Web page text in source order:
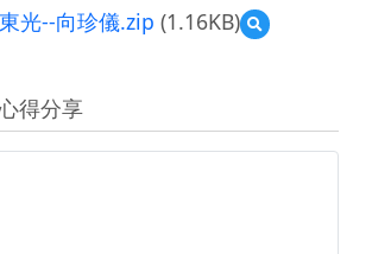
光--向珍儀.zip (1.16KB)
預
覽
國
小
得分享